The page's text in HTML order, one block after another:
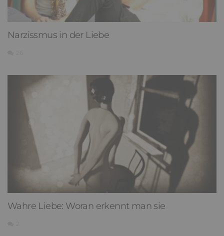
Narzissmus in der Liebe
Wahre Liebe: Woran erkennt man sie